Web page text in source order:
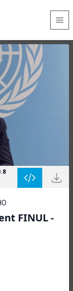
FINUL -